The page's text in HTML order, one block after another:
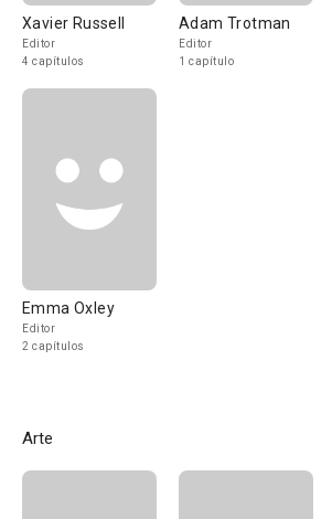
Xavier Russell
Editor
4 capítulos
Adam Trotman
Editor
1 capítulo
Emma Oxley
Editor
2 capítulos
Arte